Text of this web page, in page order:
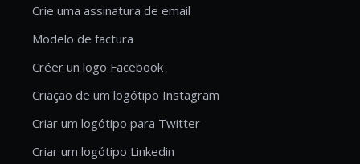
Crie uma assinatura de email
Modelo de factura
Créer un logo Facebook
Criação de um logótipo Instagram
Criar um logótipo para Twitter
Criar um logótipo Linkedin